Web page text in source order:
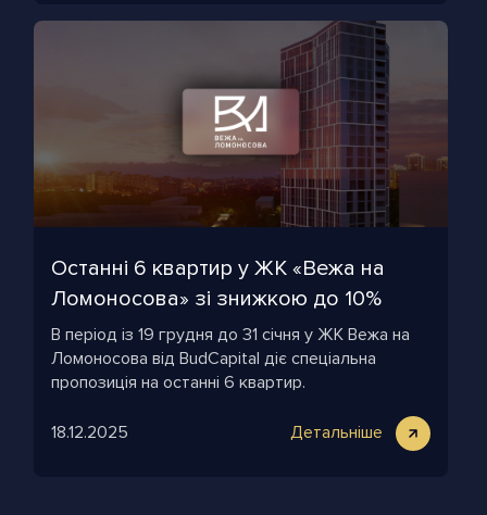
Останні 6 квартир у ЖК «Вежа на
Ломоносова» зі знижкою до 10%
В період із 19 грудня до 31 січня у ЖК Вежа на
Ломоносова від BudCapital діє спеціальна
пропозиція на останні 6 квартир.
18.12.2025 Детальніше